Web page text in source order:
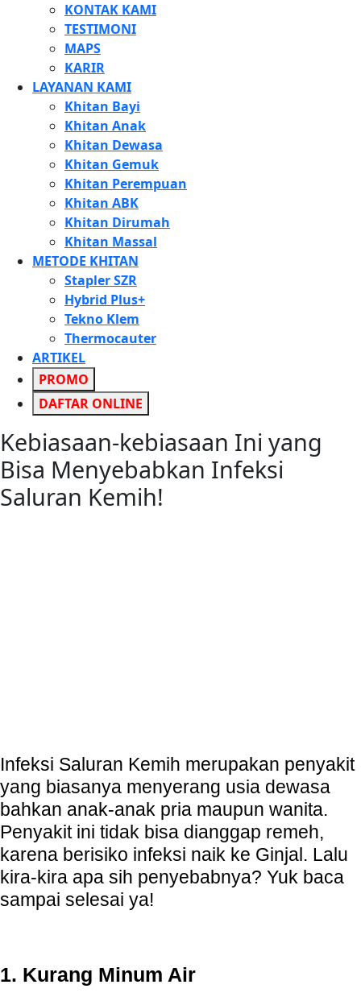
KONTAK KAMI
TESTIMONI
MAPS
KARIR
LAYANAN KAMI
Khitan Bayi
Khitan Anak
Khitan Dewasa
Khitan Gemuk
Khitan Perempuan
Khitan ABK
Khitan Dirumah
Khitan Massal
METODE KHITAN
Stapler SZR
Hybrid Plus+
Tekno Klem
Thermocauter
ARTIKEL
PROMO
DAFTAR ONLINE
Kebiasaan-kebiasaan Ini yang
Bisa Menyebabkan Infeksi
Saluran Kemih!
Infeksi Saluran Kemih merupakan penyakit
yang biasanya menyerang usia dewasa
bahkan anak-anak pria maupun wanita.
Penyakit ini tidak bisa dianggap remeh,
karena berisiko infeksi naik ke Ginjal. Lalu
kira-kira apa sih penyebabnya? Yuk baca
sampai selesai ya!
1. Kurang Minum Air